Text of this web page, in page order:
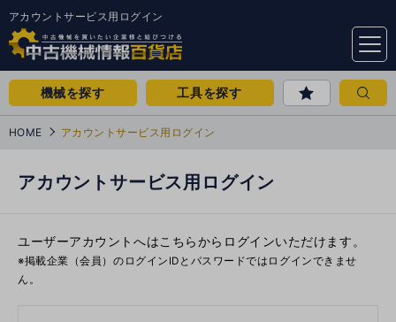
アカウントサービス用ログイン
menu
機械を探す 工具を探す
HOME アカウントサービス用ログイン
アカウントサービス用ログイン
ユーザーアカウントへはこちらからログインいただけます。
※掲載企業（会員）のログインIDとパスワードではログインできませ
ん。